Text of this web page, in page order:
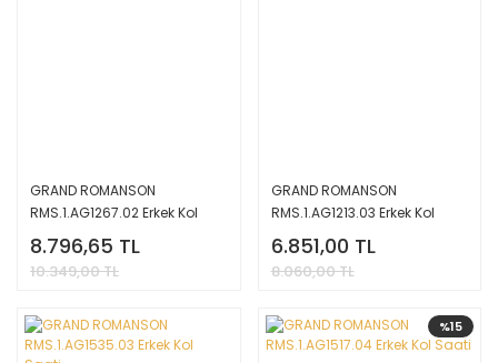
GRAND ROMANSON
RMS.1.AG1267.02 Erkek Kol
Saati
8.796,65 TL
10.349,00 TL
GRAND ROMANSON
RMS.1.AG1213.03 Erkek Kol
Saati
6.851,00 TL
8.060,00 TL
%15